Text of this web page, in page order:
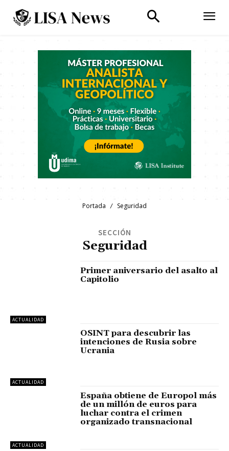
Portada Seguridad
SECCIÓN
Seguridad
ACTUALIDAD
Primer aniversario del asalto al
Capitolio
ACTUALIDAD
OSINT para descubrir las
intenciones de Rusia sobre
Ucrania
ACTUALIDAD
España obtiene de Europol más
de un millón de euros para
luchar contra el crimen
organizado transnacional